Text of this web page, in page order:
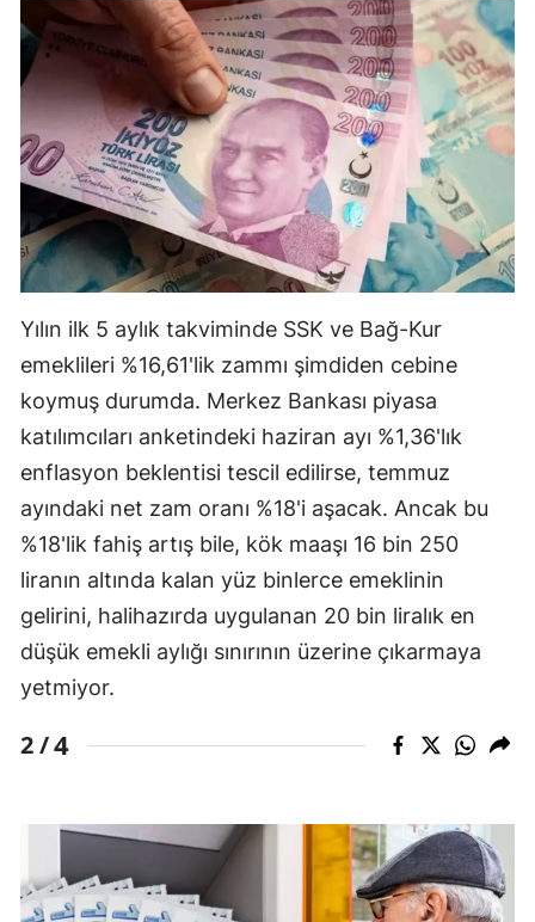
Kars
Kastamonu
Kayseri
Kırklareli
Kırşehir
Kocaeli
Konya
Kütahya
Malatya
Manisa
Kahramanmaraş
Mardin
Muğla
Muş
Rize
Sakarya
Yılın ilk 5 aylık takviminde SSK ve Bağ-Kur
emeklileri %16,61'lik zammı şimdiden cebine
koymuş durumda. Merkez Bankası piyasa
katılımcıları anketindeki haziran ayı %1,36'lık
enflasyon beklentisi tescil edilirse, temmuz
ayındaki net zam oranı %18'i aşacak. Ancak bu
%18'lik fahiş artış bile, kök maaşı 16 bin 250
liranın altında kalan yüz binlerce emeklinin
gelirini, halihazırda uygulanan 20 bin liralık en
düşük emekli aylığı sınırının üzerine çıkarmaya
yetmiyor.
2 /4